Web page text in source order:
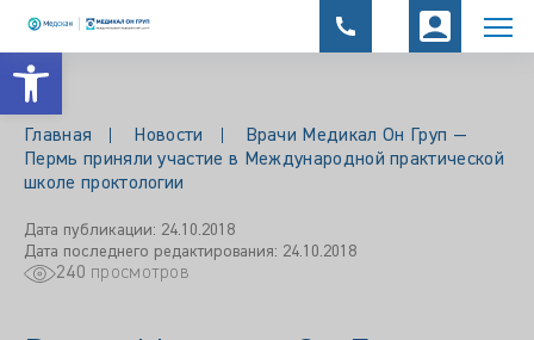
Открыть панель инструментов
Главная Новости
Врачи Медикал Он Груп —
Пермь приняли участие в Международной практической
школе проктологии
Дата публикации: 24.10.2018
Дата последнего редактирования: 24.10.2018
240 просмотров